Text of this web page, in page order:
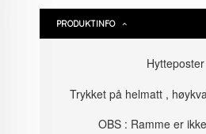
PRODUKTINFO
Hytteposter
Trykket på helmatt ,
OBS : Ramme er